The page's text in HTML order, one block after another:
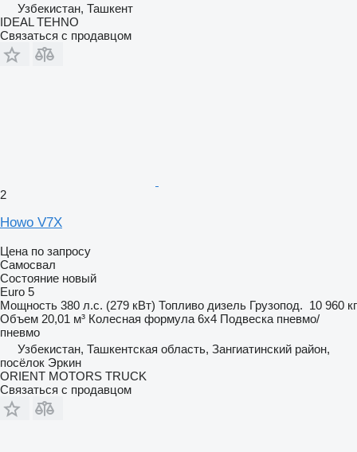
Узбекистан, Ташкент
IDEAL TEHNO
Связаться с продавцом
2
Howo V7X
Цена по запросу
Самосвал
Состояние новый
Euro 5
Мощность 380 л.с. (279 кВт) Топливо дизель Грузопод. 10 960 кг
Объем 20,01 м³ Колесная формула 6x4 Подвеска пневмо/
пневмо
Узбекистан, Ташкентская область, Зангиатинский район,
посёлок Эркин
ORIENT MOTORS TRUCK
Связаться с продавцом